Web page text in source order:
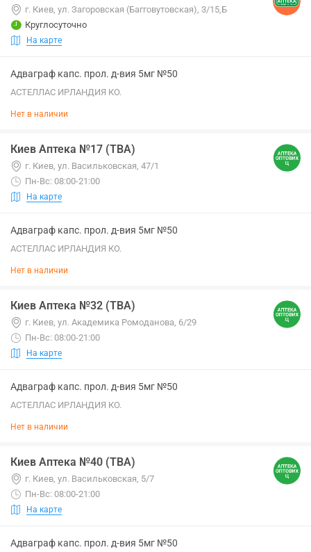
г. Киев, ул. Загоровская (Багговутовская), 3/15,Б
Круглосуточно
На карте
Адваграф капс. прол. д-вия 5мг №50
АСТЕЛЛАС ИРЛАНДИЯ КО.
Нет в наличии
Киев Аптека №17 (ТВА)
г. Киев, ул. Васильковская, 47/1
Пн-Вс: 08:00-21:00
На карте
Адваграф капс. прол. д-вия 5мг №50
АСТЕЛЛАС ИРЛАНДИЯ КО.
Нет в наличии
Киев Аптека №32 (ТВА)
г. Киев, ул. Академика Ромоданова, 6/29
Пн-Вс: 08:00-21:00
На карте
Адваграф капс. прол. д-вия 5мг №50
АСТЕЛЛАС ИРЛАНДИЯ КО.
Нет в наличии
Киев Аптека №40 (ТВА)
г. Киев, ул. Васильковская, 5/7
Пн-Вс: 08:00-21:00
На карте
Адваграф капс. прол. д-вия 5мг №50